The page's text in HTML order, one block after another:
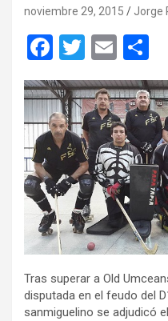
noviembre 29, 2015 Jorge
F
a
ce
b
o
o
k
T
wi
tt
er
E
m
ail
o
p
Tras superar a Old
disputada en el feudo del
sanmiguelino se adjudicó